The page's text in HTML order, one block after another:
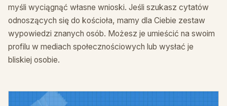
myśli wyciągnąć własne wnioski. Jeśli szukasz cytatów
odnoszących się do kościoła, mamy dla Ciebie zestaw
wypowiedzi znanych osób. Możesz je umieścić na swoim
profilu w mediach społecznościowych lub wysłać je
bliskiej osobie.